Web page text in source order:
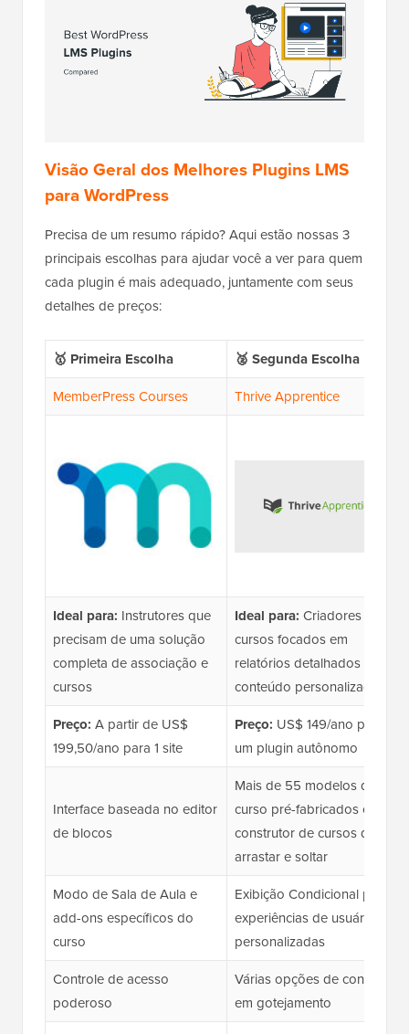
Visão Geral dos Melhores Plugins LMS
para WordPress
Precisa de um resumo rápido? Aqui estão nossas 3
principais escolhas para ajudar você a ver para quem
cada plugin é mais adequado, juntamente com seus
detalhes de preços:
🥇 Primeira Escolha
🥈 Segunda Escolha
MemberPress Courses
Thrive Apprentice
Ideal para: Instrutores que
precisam de uma solução
completa de associação e
cursos
Ideal para: Criadores de
cursos focados em
relatórios detalhados e
conteúdo personalizado
Preço: A partir de US$
199,50/ano para 1 site
Preço: US$ 149/ano para
um plugin autônomo
Interface baseada no editor
de blocos
Mais de 55 modelos de
curso pré-fabricados e um
construtor de cursos de
arrastar e soltar
Modo de Sala de Aula e
add-ons específicos do
curso
Exibição Condicional para
experiências de usuário
personalizadas
Controle de acesso
poderoso
Várias opções de conteúdo
em gotejamento